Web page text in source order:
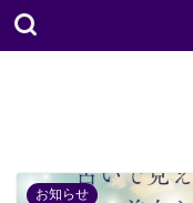
お知らせ